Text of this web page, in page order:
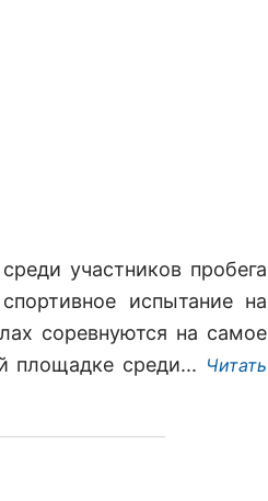
участников пробега
испытание на
соревнуются на самое
площадке среди... Читать